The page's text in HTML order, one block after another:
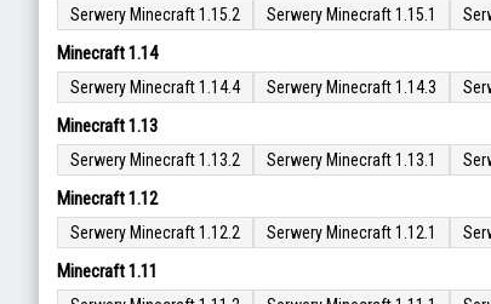
Serwery Minecraft 1.15.2 Serwery Minecraft 1.15.1
Minecraft 1.14
Serwery Minecraft 1.14.4 Serwery Minecraft 1.14.3
Minecraft 1.13
Serwery Minecraft 1.13.2 Serwery Minecraft 1.13.1
Minecraft 1.12
Serwery Minecraft 1.12.2 Serwery Minecraft 1.12.1
Minecraft 1.11